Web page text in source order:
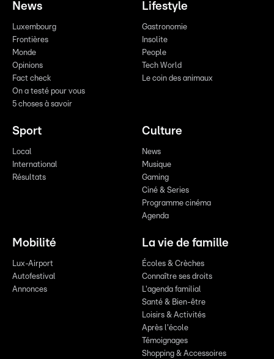
News
Luxembourg
Frontières
Monde
Opinions
Fact check
On a testé pour vous
5 choses à savoir
Lifestyle
Gastronomie
Insolite
People
Tech World
Le coin des animaux
Sport
Local
International
Résultats
Culture
News
Musique
Gaming
Ciné & Series
Programme cinéma
Agenda
Mobilité
Lux-Airport
Autofestival
Annonces
La vie de famille
Écoles & Crèches
Connaître ses droits
L'agenda familial
Santé & Bien-être
Loisirs & Activités
Après l'école
Témoignages
Shopping & Accessoires